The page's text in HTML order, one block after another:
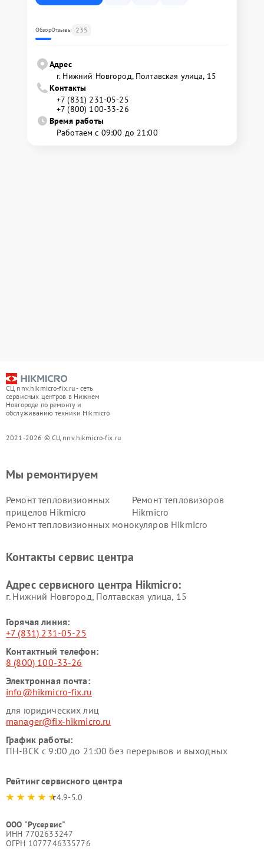
ОбзорОтзывы 235
Адрес
г. Нижний Новгород, Полтавская улица, 15
Контакты
+7 (831) 231-05-25
+7 (800) 100-33-26
Время работы
Работаем с 09:00 до 21:00
СЦ nnv.hikmicro-fix.ru - сеть
сервисных центров в Нижнем
Новгороде по ремонту и
обслуживанию техники Hikmicro
2021-2026 © СЦ nnv.hikmicro-fix.ru
Мы ремонтируем
Ремонт тепловизионных
прицелов Hikmicro
Ремонт тепловизоров
Hikmicro
Ремонт тепловизионных монокуляров Hikmicro
Контакты сервис центра
Адрес сервисного центра Hikmicro:
г. Нижний Новгород, Полтавская улица, 15
Горячая линия:
+7 (831) 231-05-25
Контактный телефон:
8 (800) 100-33-26
Электронная почта:
info@hikmicro-fix.ru
для юридических лиц
manager@fix-hikmicro.ru
График работы:
ПН-ВСК с 9:00 до 21:00 без перерывов и выходных
Рейтинг сервисного центра
4.9-5.0
ООО "Русервис"
ИНН 7702633247
ОГРН 1077746335776